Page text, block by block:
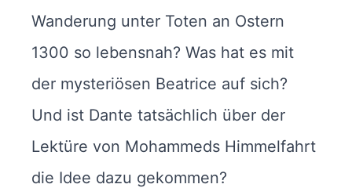
Wanderung unter Toten an Ostern
1300 so lebensnah? Was hat es mit
der mysteriösen Beatrice auf sich?
Und ist Dante tatsächlich über der
Lektüre von Mohammeds Himmelfahrt
die Idee dazu gekommen?